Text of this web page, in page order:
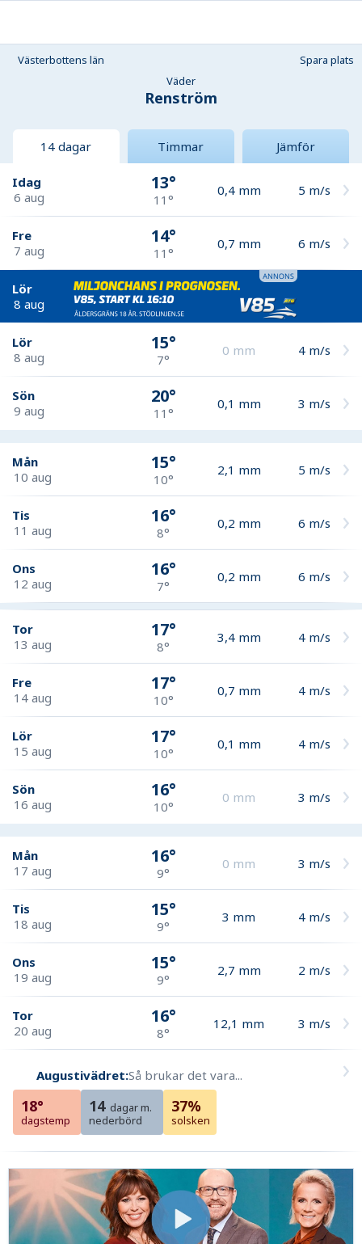
Västerbottens län
Spara plats
Väder
Renström
14 dagar Timmar Jämför
Idag
6 aug
13°
11°
0,4 mm 5 m/s
Fre
7 aug
14°
11°
0,7 mm 6 m/s
Lör
8 aug
Lör
8 aug
15°
7°
0 mm 4 m/s
Sön
9 aug
20°
11°
0,1 mm 3 m/s
Mån
10 aug
15°
10°
2,1 mm 5 m/s
Tis
11 aug
16°
8°
0,2 mm 6 m/s
Ons
12 aug
16°
7°
0,2 mm 6 m/s
Tor
13 aug
17°
8°
3,4 mm 4 m/s
Fre
14 aug
17°
10°
0,7 mm 4 m/s
Lör
15 aug
17°
10°
0,1 mm 4 m/s
Sön
16 aug
16°
10°
0 mm 3 m/s
Mån
17 aug
16°
9°
0 mm 3 m/s
Tis
18 aug
15°
9°
3 mm 4 m/s
Ons
19 aug
15°
9°
2,7 mm 2 m/s
Tor
20 aug
16°
8°
12,1 mm 3 m/s
Augustivädret:Så brukar det vara...
18°
dagstemp
14 dagar m.
nederbörd
37%
solsken